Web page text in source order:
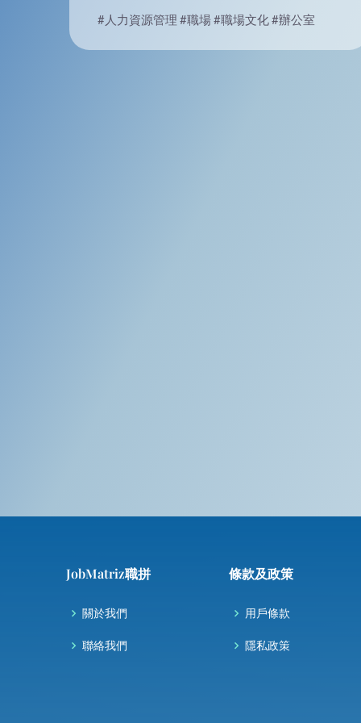
#人力資源管理#職場#職場文化#辦公室
JobMatriz職拼
關於我們
聯絡我們
條款及政策
用戶條款
隱私政策